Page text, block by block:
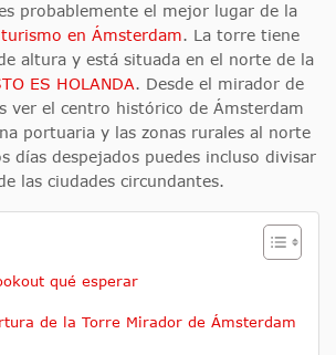
probablemente el mejor lugar de la
en Ámsterdam. La torre tiene
altura y está situada en el norte de la
ES HOLANDA. Desde el mirador de
ver el centro histórico de Ámsterdam
portuaria y las zonas rurales al norte
días despejados puedes incluso divisar
las ciudades circundantes.
qué esperar
de la Torre Mirador de Ámsterdam